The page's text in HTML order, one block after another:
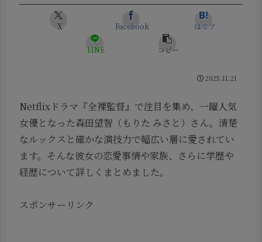
X Facebook はてブ
LINE コピー
2025.11.21
Netflixドラマ『全裸監督』で注目を集め、一躍人気
女優となった森田望智（もりた みさと）さん。清楚
なルックスと確かな演技力で幅広い層に愛されてい
ます。そんな彼女の恋愛事情や家族、さらに学歴や
経歴について詳しくまとめました。
スポンサーリンク